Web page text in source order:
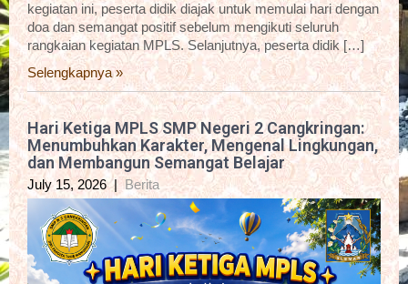
kegiatan ini, peserta didik diajak untuk memulai hari dengan
doa dan semangat positif sebelum mengikuti seluruh
rangkaian kegiatan MPLS. Selanjutnya, peserta didik […]
Selengkapnya »
Hari Ketiga MPLS SMP Negeri 2 Cangkringan:
Menumbuhkan Karakter, Mengenal Lingkungan,
dan Membangun Semangat Belajar
July 15, 2026 |Berita